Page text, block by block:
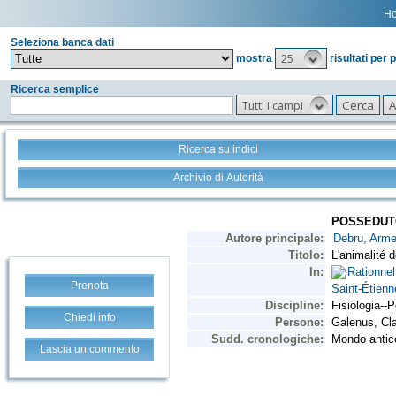
Seleziona banca dati
mostra
25 risultati per
Ricerca semplice
Tutti i campi
Ricerca su indici
Archivio di Autorità
Prenota
Chiedi info
Lascia un commento